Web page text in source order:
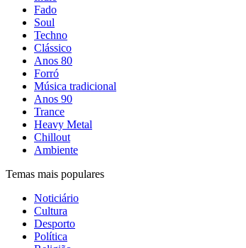
Fado
Soul
Techno
Clássico
Anos 80
Forró
Música tradicional
Anos 90
Trance
Heavy Metal
Chillout
Ambiente
Temas mais populares
Noticiário
Cultura
Desporto
Política